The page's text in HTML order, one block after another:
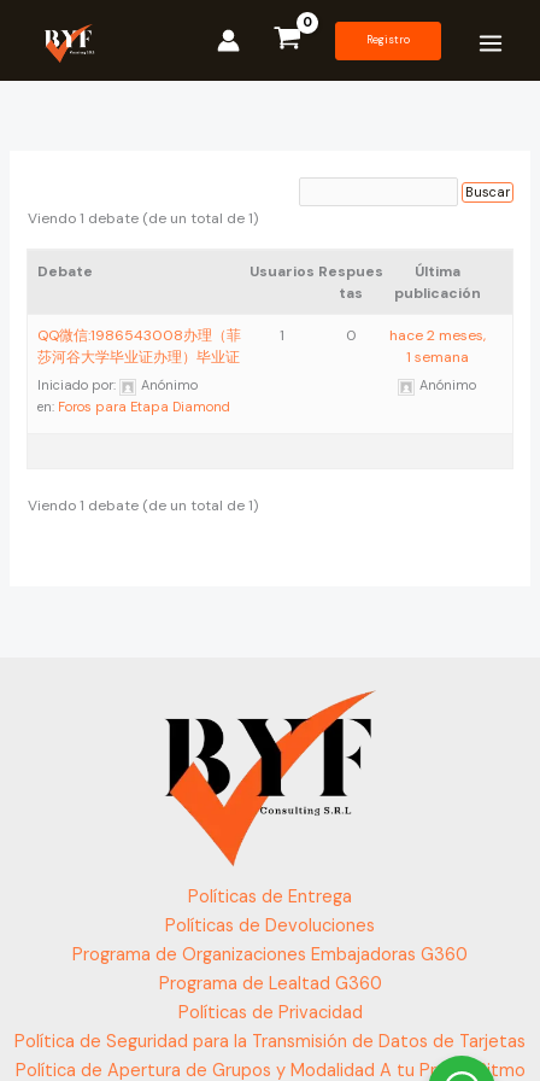
contenido
Registro
Viendo 1 debate (de un total de 1)
Debate Usuarios Respues
tas
Última
publicación
QQ微信:1986543008办理（菲
莎河谷大学毕业证办理）毕业证
Iniciado por:
Anónimo
en: Foros para Etapa Diamond
1 0
hace 2 meses,
1 semana
Anónimo
Viendo 1 debate (de un total de 1)
Políticas de Entrega
Políticas de Devoluciones
Programa de Organizaciones Embajadoras G360
Programa de Lealtad G360
Políticas de Privacidad
Política de Seguridad para la Transmisión de Datos de Tarjetas
Política de Apertura de Grupos y Modalidad A tu Propio Ritmo